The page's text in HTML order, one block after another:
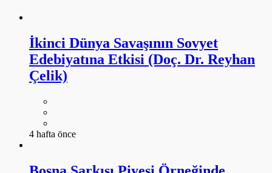
İkinci Dünya Savaşının Sovyet
Edebiyatına Etkisi (Doç. Dr. Reyhan
Çelik)
4 hafta önce